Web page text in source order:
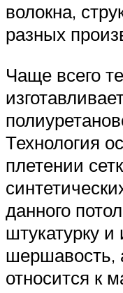
волокна,
разных
Чаще всего
Технология
плетении
данного
штукатурку
шершавость,
относится к